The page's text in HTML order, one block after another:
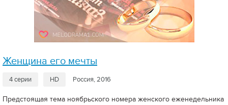
Женщина его мечты
4 серии HD Россия, 2016
Предстоящая тема ноябрьского номера женского еженедельника